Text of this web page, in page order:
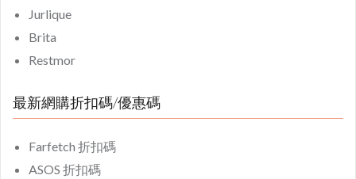
Jurlique
Brita
Restmor
最新網購折扣碼/優惠碼
Farfetch 折扣碼
ASOS 折扣碼